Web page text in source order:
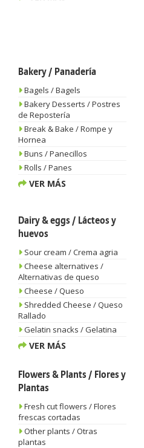
Bakery / Panadería
Bagels / Bagels
Bakery Desserts / Postres
de Repostería
Break & Bake / Rompe y
Hornea
Buns / Panecillos
Rolls / Panes
VER MÁS
Dairy & eggs / Lácteos y
huevos
Sour cream / Crema agria
Cheese alternatives /
Alternativas de queso
Cheese / Queso
Shredded Cheese / Queso
Rallado
Gelatin snacks / Gelatina
VER MÁS
Flowers & Plants / Flores y
Plantas
Fresh cut flowers / Flores
frescas cortadas
Other plants / Otras
plantas